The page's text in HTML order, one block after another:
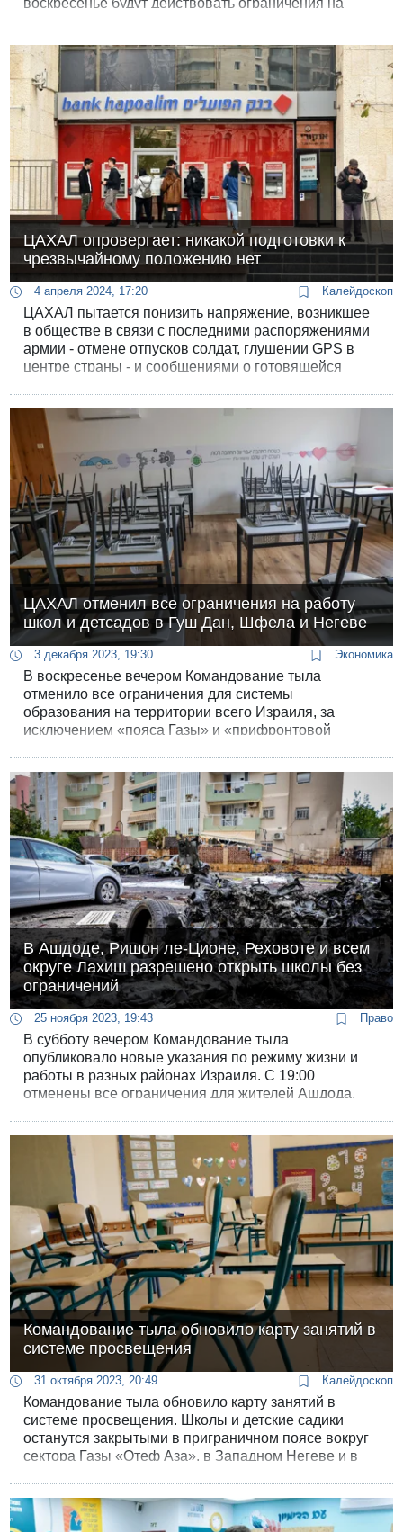
воскресенье будут действовать ограничения на
ЦАХАЛ опровергает: никакой подготовки к
чрезвычайному положению нет
4 апреля 2024, 17:20 Калейдоскоп
ЦАХАЛ пытается понизить напряжение, возникшее
в обществе в связи с последними распоряжениями
армии - отмене отпусков солдат, глушении GPS в
центре страны - и сообщениями о готовящейся
наличными деньгами на случай выхода из строя
банкоматов в чрезвычайной ситуации.
ЦАХАЛ отменил все ограничения на работу
школ и детсадов в Гуш Дан, Шфела и Негеве
3 декабря 2023, 19:30 Экономика
В воскресенье вечером Командование тыла
отменило все ограничения для системы
образования на территории всего Израиля, за
исключением «пояса Газы» и «прифронтовой
времени - вне зависимости от доступности
бомбоубежищ.
В Ашдоде, Ришон ле-Ционе, Реховоте и всем
округе Лахиш разрешено открыть школы без
ограничений
25 ноября 2023, 19:43 Право
В субботу вечером Командование тыла
опубликовало новые указания по режиму жизни и
работы в разных районах Израиля. С 19:00
отменены все ограничения для жителей Ашдода,
разрешает этим городам вернуть систему
образования к работе в режиме мирного времени.
Командование тыла обновило карту занятий в
системе просвещения
31 октября 2023, 20:49 Калейдоскоп
Командование тыла обновило карту занятий в
системе просвещения. Школы и детские садики
останутся закрытыми в приграничном поясе вокруг
сектора Газы «Отеф Аза», в Западном Негеве и в